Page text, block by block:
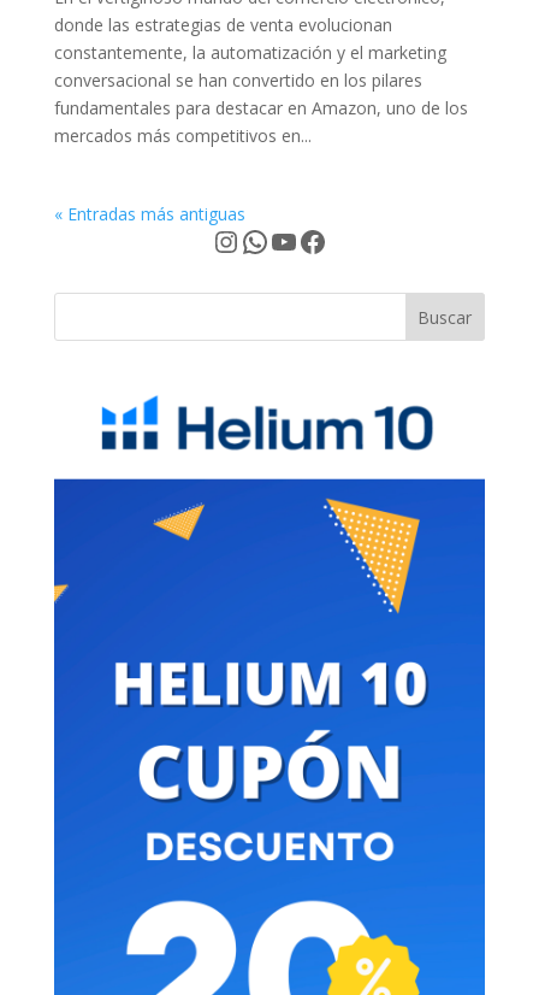
donde las estrategias de venta evolucionan
constantemente, la automatización y el marketing
conversacional se han convertido en los pilares
fundamentales para destacar en Amazon, uno de los
mercados más competitivos en...
« Entradas más antiguas
Instagram
WhatsApp
YouTube
Facebook
Buscar